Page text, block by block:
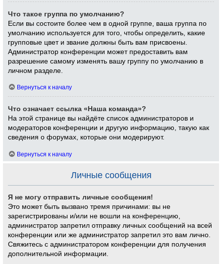
Что такое группа по умолчанию?
Если вы состоите более чем в одной группе, ваша группа по
умолчанию используется для того, чтобы определить, какие
групповые цвет и звание должны быть вам присвоены.
Администратор конференции может предоставить вам
разрешение самому изменять вашу группу по умолчанию в
личном разделе.
Вернуться к началу
Что означает ссылка «Наша команда»?
На этой странице вы найдёте список администраторов и
модераторов конференции и другую информацию, такую как
сведения о форумах, которые они модерируют.
Вернуться к началу
Личные сообщения
Я не могу отправить личные сообщения!
Это может быть вызвано тремя причинами: вы не
зарегистрированы и/или не вошли на конференцию,
администратор запретил отправку личных сообщений на всей
конференции или же администратор запретил это вам лично.
Свяжитесь с администратором конференции для получения
дополнительной информации.